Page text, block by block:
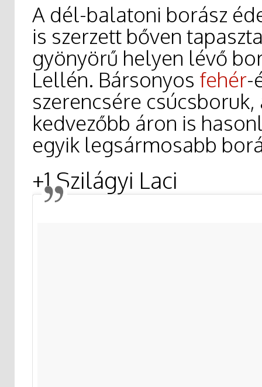
A dél-balatoni borász
is szerzett bőven
gyönyörű helyen lévő
Lellén. Bársonyos fehér-
szerencsére
kedvezőbb áron is
egyik legsármosabb
+1 Szilágyi Laci